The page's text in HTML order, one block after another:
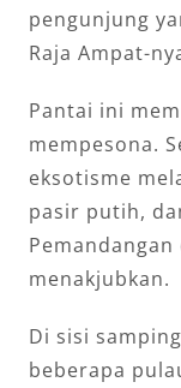
pengunjung
Raja Ampat-
Pantai ini
mempesona.
eksotisme
pasir putih,
menakjubkan.
Di sisi
beberapa